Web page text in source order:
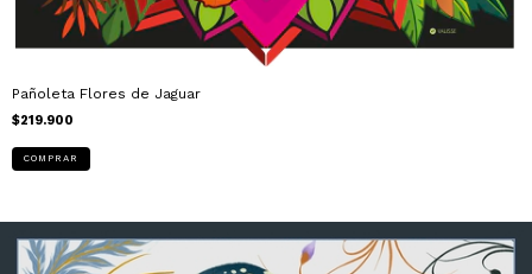
Pañoleta Flores de Jaguar
$219.900